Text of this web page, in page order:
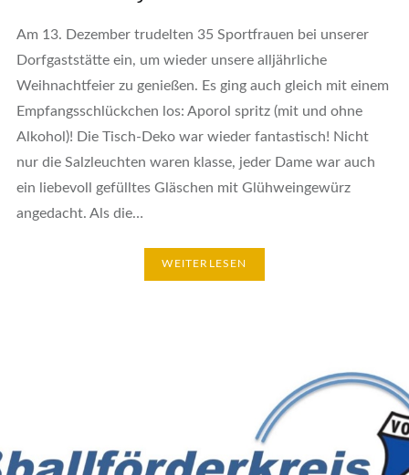
Am 13. Dezember trudelten 35 Sportfrauen bei unserer
Dorfgaststätte ein, um wieder unsere alljährliche
Weihnachtfeier zu genießen. Es ging auch gleich mit einem
Empfangsschlückchen los: Aporol spritz (mit und ohne
Alkohol)! Die Tisch-Deko war wieder fantastisch! Nicht
nur die Salzleuchten waren klasse, jeder Dame war auch
ein liebevoll gefülltes Gläschen mit Glühweingewürz
angedacht. Als die…
WEITERLESEN